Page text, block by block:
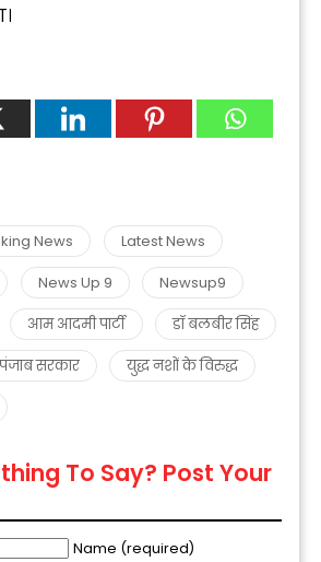
News
Latest News
News Up 9
Newsup9
आम आदमी पार्टी
डॉ बलबीर सिंह
सरकार
युद्ध नशों के विरुद्ध
To Say? Post Your
Name (required)